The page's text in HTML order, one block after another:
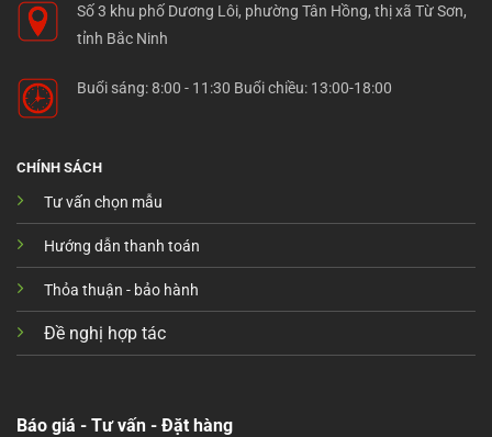
Số 3 khu phố Dương Lôi, phường Tân Hồng, thị xã Từ Sơn,
tỉnh Bắc Ninh
Buổi sáng: 8:00 - 11:30 Buổi chiều: 13:00-18:00
CHÍNH SÁCH
Tư vấn chọn mẫu
Hướng dẫn thanh toán
Thỏa thuận - bảo hành
Đề nghị hợp tác
Báo giá - Tư vấn - Đặt hàng